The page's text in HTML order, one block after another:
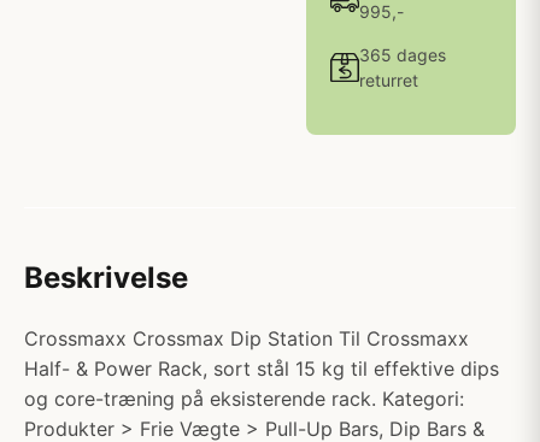
995,-
365 dages
returret
Beskrivelse
Crossmaxx Crossmax Dip Station Til Crossmaxx
Half- & Power Rack, sort stål 15 kg til effektive dips
og core-træning på eksisterende rack. Kategori:
Produkter > Frie Vægte > Pull-Up Bars, Dip Bars &